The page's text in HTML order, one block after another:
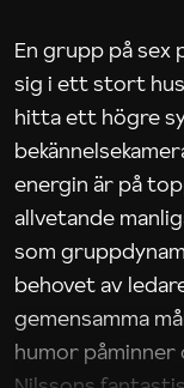
En grupp på
sig i ett stort
hitta ett högre
energin är på
allvetande
som
behovet av
gemensamma
humor påminner